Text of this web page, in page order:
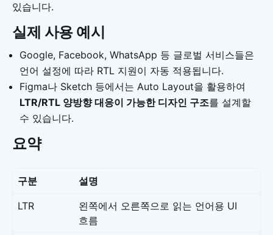
있습니다.
실제 사용 예시
Google, Facebook, WhatsApp 등 글로벌 서비스들은
언어 설정에 따라 RTL 지원이 자동 적용됩니다.
Figma나 Sketch 등에서는 Auto Layout을 활용하여
LTR/RTL 양방향 대응이 가능한 디자인 구조를 설계할
수 있습니다.
요약
구분 설명
LTR
왼쪽에서 오른쪽으로 읽는 언어용 UI
흐름